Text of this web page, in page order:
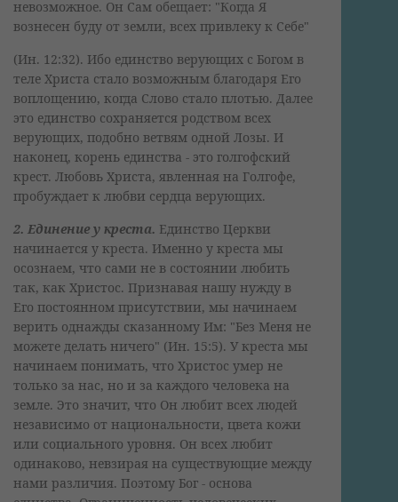
невозможное. Он Сам обещает: "Когда Я
вознесен буду от земли, всех привлеку к Себе"
(Ин. 12:32). Ибо единство верующих с Богом в
теле Христа стало возможным благодаря Его
воплощению, когда Слово стало плотью. Далее
это единство сохраняется родством всех
верующих, подобно ветвям одной Лозы. И
наконец, корень единства - это голгофский
крест. Любовь Христа, явленная на Голгофе,
пробуждает к любви сердца верующих.
2. Единение у креста. Единство Церкви
начинается у креста. Именно у креста мы
осознаем, что сами не в состоянии любить
так, как Христос. Признавая нашу нужду в
Его постоянном присутствии, мы начинаем
верить однажды сказанному Им: "Без Меня не
можете делать ничего" (Ин. 15:5). У креста мы
начинаем понимать, что Христос умер не
только за нас, но и за каждого человека на
земле. Это значит, что Он любит всех людей
независимо от национальности, цвета кожи
или социального уровня. Он всех любит
одинаково, невзирая на существующие между
нами различия. Поэтому Бог - основа